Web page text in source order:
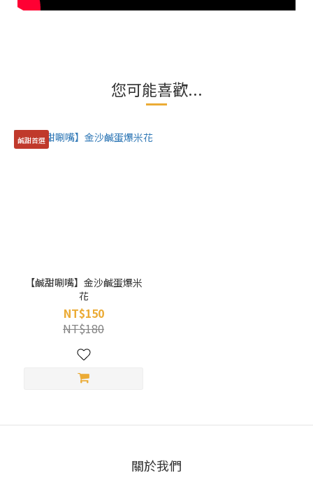
您可能喜歡...
鹹甜首選
【鹹甜唰嘴】金沙鹹蛋爆米
花
NT$150
NT$180
關於我們